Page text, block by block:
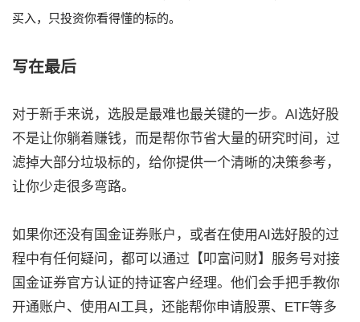
买入，只投资你看得懂的标的。
写在最后
对于新手来说，选股是最难也最关键的一步。AI选好股
不是让你躺着赚钱，而是帮你节省大量的研究时间，过
滤掉大部分垃圾标的，给你提供一个清晰的决策参考，
让你少走很多弯路。
如果你还没有国金证券账户，或者在使用AI选好股的过
程中有任何疑问，都可以通过【叩富问财】服务号对接
国金证券官方认证的持证客户经理。他们会手把手教你
开通账户、使用AI工具，还能帮你申请股票、ETF等多